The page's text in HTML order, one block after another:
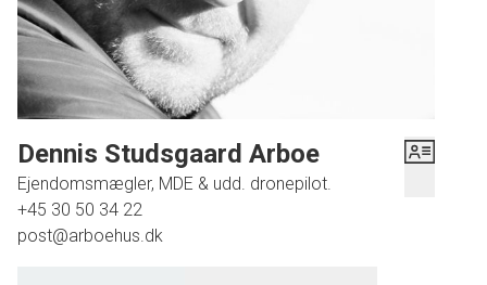
Dennis Studsgaard Arboe
Ejendomsmægler, MDE & udd. dronepilot.
+45 30 50 34 22
post@arboehus.dk